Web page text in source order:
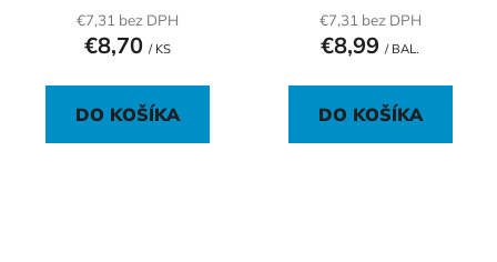
€7,31 bez DPH
€8,70 / KS
DO KOŠÍKA
€7,31 bez DPH
€8,99 / BAL.
DO KOŠÍKA